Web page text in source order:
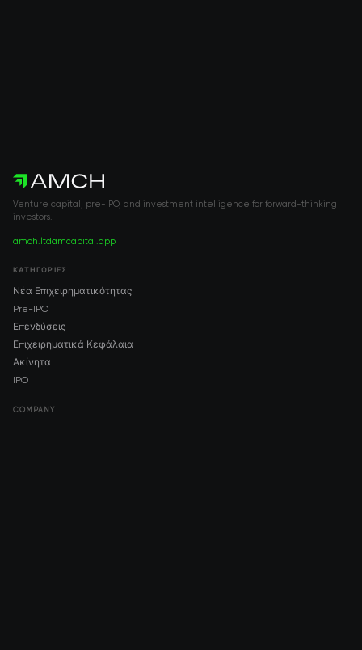
Venture capital, pre-IPO, and investment intelligence for forward-thinking
investors.
amch.ltdamcapital.app
ΚΑΤΗΓΟΡΊΕΣ
Νέα Επιχειρηματικότητας
Pre-IPO
Επενδύσεις
Επιχειρηματικά Κεφάλαια
Ακίνητα
IPO
COMPANY